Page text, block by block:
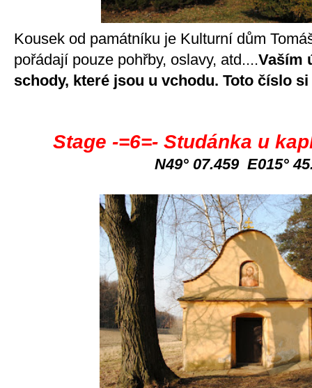
Kousek od památníku je Kulturní dům
pořádají pouze pohřby, oslavy, atd....Vaším
schody, které jsou u vchodu. Toto číslo
Stage -=6=- Studánka u
N49° 07.459 E015°